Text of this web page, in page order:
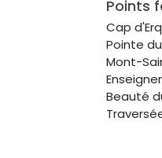
Points
Cap
Pointe
Mont-
Beauté